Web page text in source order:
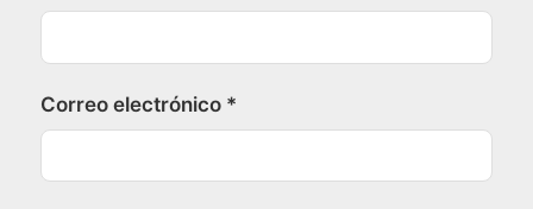
Correo electrónico *